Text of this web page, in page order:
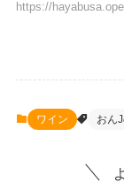
https://
ワイン おん